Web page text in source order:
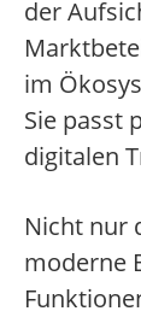
der
im
Sie passt
digitalen
Nicht nur
moderne